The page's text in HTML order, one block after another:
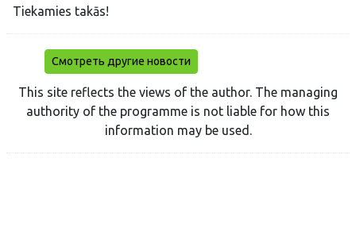
Tiekamies takās!
Смотреть другие новости
This site reflects the views of the author. The managing
authority of the programme is not liable for how this
information may be used.